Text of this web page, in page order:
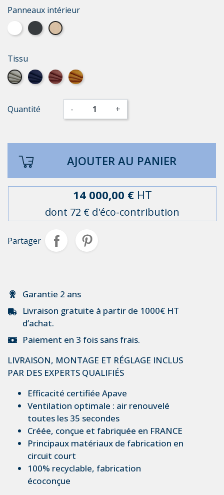
Panneaux intérieur
Laque blanche
Laque griseBois Vernis
Tissu
Elégance gris moyen
Elégance bleu petrol
Elégance terracota
Elégance jaune cumin
Quantité - +
AJOUTER AU PANIER
14 000,00 € HT
dont 72 € d'éco-contribution
Partager
Garantie 2 ans
Livraison gratuite à partir de 1000€ HT
d’achat.
Paiement en 3 fois sans frais.
LIVRAISON, MONTAGE ET RÉGLAGE INCLUS
PAR DES EXPERTS QUALIFIÉS
Efficacité certifiée Apave
Ventilation optimale : air renouvelé
toutes les 35 secondes
Créée, conçue et fabriquée en FRANCE
Principaux matériaux de fabrication en
circuit court
100% recyclable, fabrication
écoconçue